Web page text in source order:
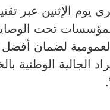
يوم الإثنين عبر
تحت
لضمان
الجالية الوطنية